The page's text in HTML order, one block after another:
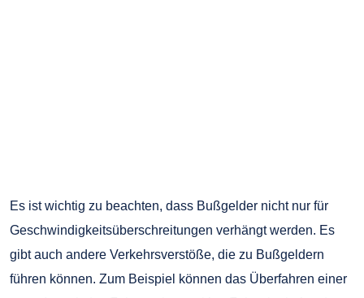
Es ist wichtig zu beachten, dass Bußgelder nicht nur für
Geschwindigkeitsüberschreitungen verhängt werden. Es
gibt auch andere Verkehrsverstöße, die zu Bußgeldern
führen können. Zum Beispiel können das Überfahren einer